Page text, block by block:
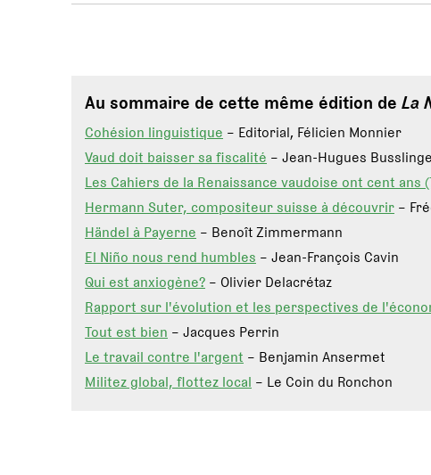
Au sommaire de cette même édition de La
Cohésion linguistique – Editorial, Félicien Monnier
Vaud doit baisser sa fiscalité – Jean-Hugues
Les Cahiers de la Renaissance vaudoise ont cent ans
Hermann Suter, compositeur suisse à découvrir –
Händel à Payerne – Benoît Zimmermann
El Niño nous rend humbles – Jean-François Cavin
Qui est anxiogène? – Olivier Delacrétaz
Rapport sur l'évolution et les perspectives de
Tout est bien – Jacques Perrin
Le travail contre l'argent – Benjamin Ansermet
Militez global, flottez local – Le Coin du Ronchon